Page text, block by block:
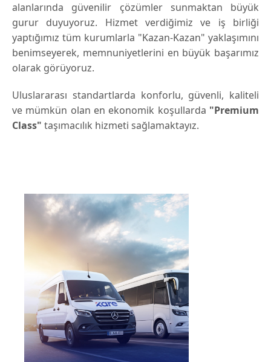
alanlarında güvenilir çözümler sunmaktan büyük
gurur duyuyoruz. Hizmet verdiğimiz ve iş birliği
yaptığımız tüm kurumlarla "Kazan-Kazan" yaklaşımını
benimseyerek, memnuniyetlerini en büyük başarımız
olarak görüyoruz.
Uluslararası standartlarda konforlu, güvenli, kaliteli
ve mümkün olan en ekonomik koşullarda "Premium
Class" taşımacılık hizmeti sağlamaktayız.